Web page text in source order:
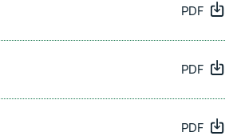
PDF
PDF
PDF